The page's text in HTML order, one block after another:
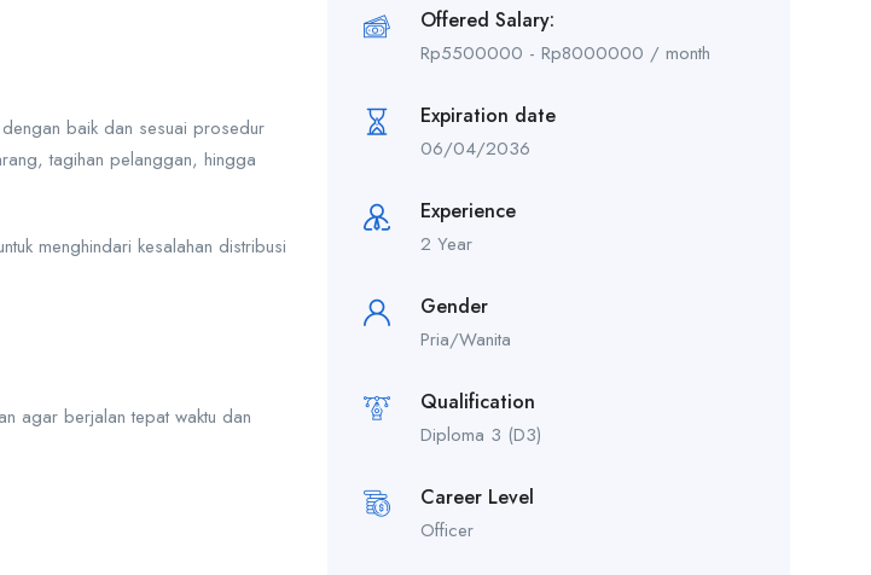
baik dan sesuai prosedur
tagihan pelanggan, hingga
menghindari kesalahan distribusi
agar berjalan tepat waktu dan
Offered Salary:
Rp5500000 - Rp8000000 / month
Expiration date
06/04/2036
Experience
2 Year
Gender
Pria/Wanita
Qualification
Diploma 3 (D3)
Career Level
Officer